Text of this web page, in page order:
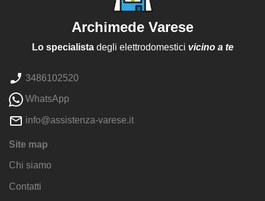
Archimede Varese
Lo specialistadegli elettrodomestici vicino a te
3486102520
WhatsApp
info@assistenza-varese.it
Site map
Chi siamo
Contatti